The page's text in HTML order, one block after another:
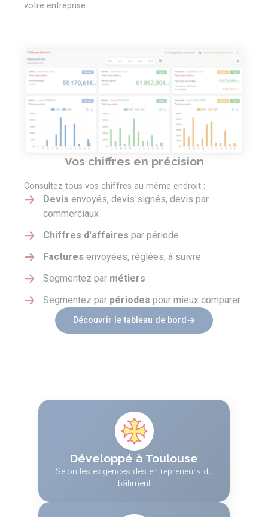
votre entreprise.
Vos chiffres en précision
Consultez tous vos chiffres au même endroit :
Devis envoyés, devis signés, devis par
commerciaux
Chiffres d'affaires par période
Factures envoyées, réglées, à suivre
Segmentez par métiers
Segmentez par périodes pour mieux comparer
Découvrir le tableau de bord
Développé à Toulouse
Selon les exigences des entrepreneurs du
bâtiment